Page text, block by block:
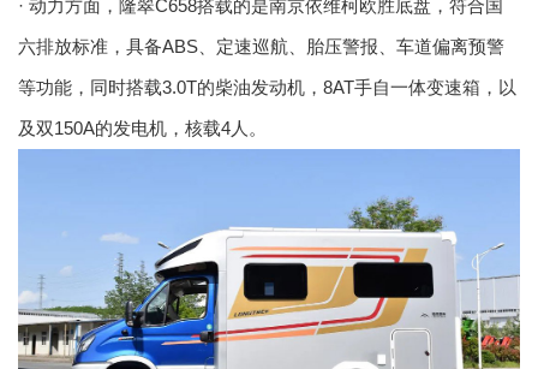
· 动力方面，隆翠C658搭载的是南京依维柯欧胜底盘，符合国
六排放标准，具备ABS、定速巡航、胎压警报、车道偏离预警
等功能，同时搭载3.0T的柴油发动机，8AT手自一体变速箱，以
及双150A的发电机，核载4人。